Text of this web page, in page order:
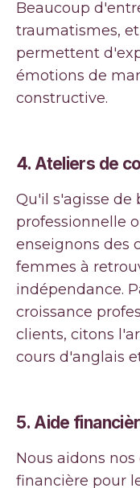
Beaucoup
traumatismes,
permettent
émotions de
constructive.
4. Ateliers de
Qu'il s'agisse
professionnelle
enseignons des
femmes à
indépendance.
croissance
clients, citons
cours d'anglais
5. Aide
Nous aidons
financière pour